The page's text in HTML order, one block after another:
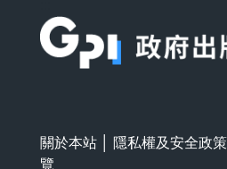
關於本站 隱私權及安全政策
覽